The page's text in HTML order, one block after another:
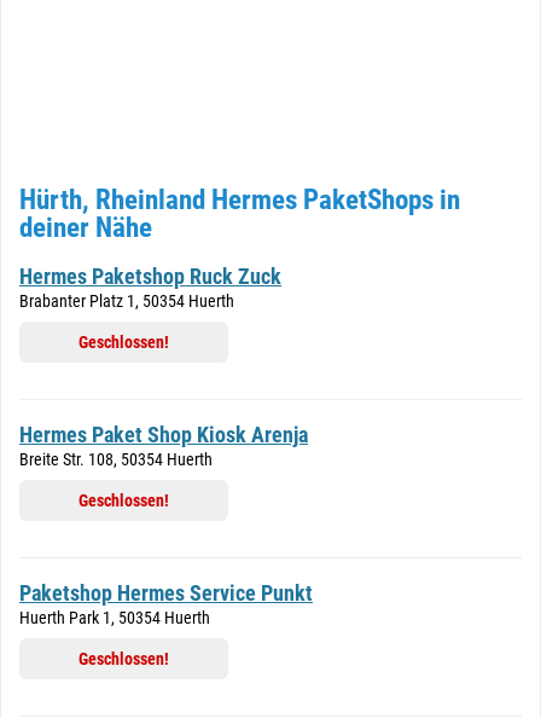
Hürth, Rheinland Hermes PaketShops in
deiner Nähe
Hermes Paketshop Ruck Zuck
Brabanter Platz 1, 50354 Huerth
Geschlossen!
Hermes Paket Shop Kiosk Arenja
Breite Str. 108, 50354 Huerth
Geschlossen!
Paketshop Hermes Service Punkt
Huerth Park 1, 50354 Huerth
Geschlossen!